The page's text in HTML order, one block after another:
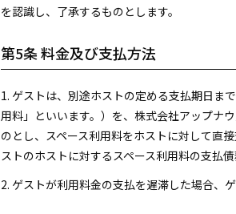
を認識し、了承するものとします。
第5条 料金及び支払方法
1. ゲストは、別途ホストの定める支払期日ま
用料」といいます。）を、株式会社アップ
のとし、スペース利用料をホストに対して直
ストのホストに対するスペース利用料の支払
2. ゲストが利用料金の支払を遅滞した場合、